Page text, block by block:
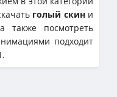
голый скини
также посмотреть
подходит